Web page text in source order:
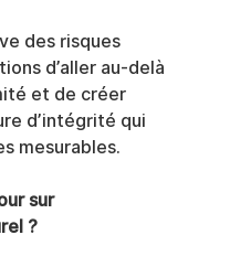
des risques
d’aller au-delà
et de créer
d’intégrité qui
mesurables.
sur
?